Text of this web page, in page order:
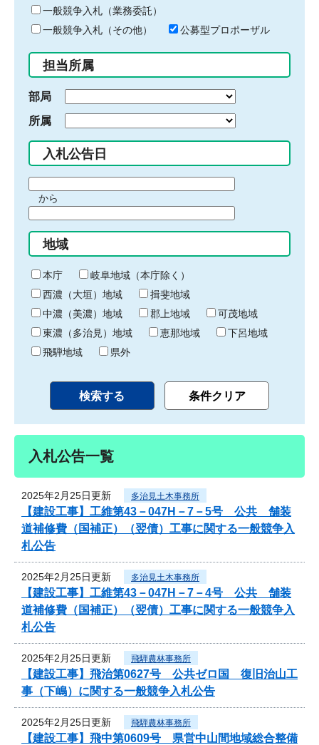
ー
ド
入
力
一般競争入札（業務委託）
一般競争入札（その他）
公募型プロポーザル
担当所属
部局
所属
入札公告日
間
始
り
から
間
終
わ
り
地域
本庁
岐阜地域（本庁除く）
西濃（大垣）地域
揖斐地域
中濃（美濃）地域
郡上地域
可茂地域
東濃（多治見）地域
恵那地域
下呂地域
飛騨地域
県外
入札公告一覧
2025年2月25日更新 多治見土木事務所
【建設工事】工維第43－047H－7－5号 公共 舗装
道補修費（国補正）（翌債）工事に関する一般競争入
札公告
2025年2月25日更新 多治見土木事務所
【建設工事】工維第43－047H－7－4号 公共 舗装
道補修費（国補正）（翌債）工事に関する一般競争入
札公告
2025年2月25日更新 飛騨農林事務所
【建設工事】飛治第0627号 公共ゼロ国 復旧治山工
事（下嶋）に関する一般競争入札公告
2025年2月25日更新 飛騨農林事務所
【建設工事】飛中第0609号 県営中山間地域総合整備